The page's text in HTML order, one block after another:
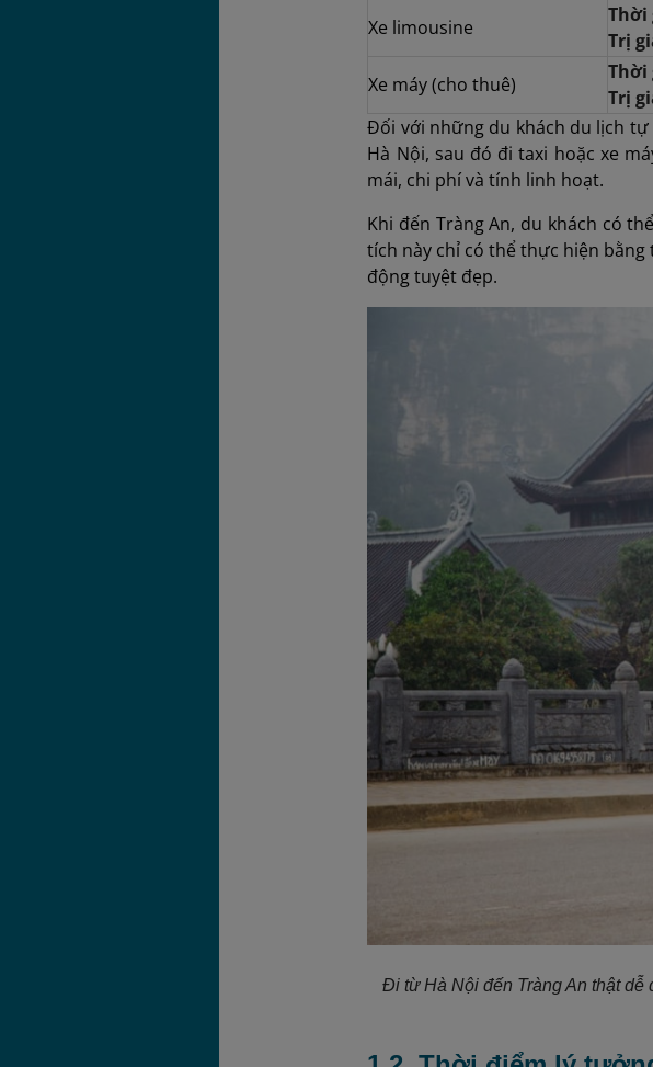
Xe limousine
Thời
Trị
Xe máy (cho thuê)
Trị
Đối với những du khách du lịch
Hà Nội, sau đó đi taxi hoặc xe
mái, chi phí và tính linh hoạt.
Khi đến Tràng An, du khách có
tích này chỉ có thể thực hiện
động tuyệt đẹp.
Đi từ Hà Nội đến Tràng An thật